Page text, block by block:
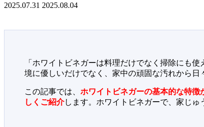
2025.07.31 2025.08.04
「ホワイトビネガーは料理だけでなく掃除にも
境に優しいだけでなく、家中の頑固な汚れから
この記事では、 ホワイトビネガーの基本的な特徴
しくご紹介します。ホワイトビネガーで、家じゅ